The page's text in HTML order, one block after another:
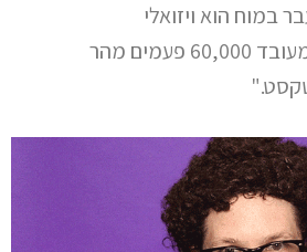
במוח הוא ויזואלי
המידע הזה מעובד 60,000 פעמים מהר